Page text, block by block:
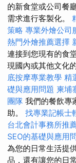
的新食堂或公司餐
需求進行客製化。
策略 專業外燴公司
熱門外燴推薦選擇
連接到您現有的食
現國內或其他文化
底按摩專業教學 精
礎與應用問題 柬埔
團隊 我們的餐飲專
助。 找專業記帳士
台北會計事務所推
SEO的基礎與應用
為您的日常生活提
品，還有讓您的日